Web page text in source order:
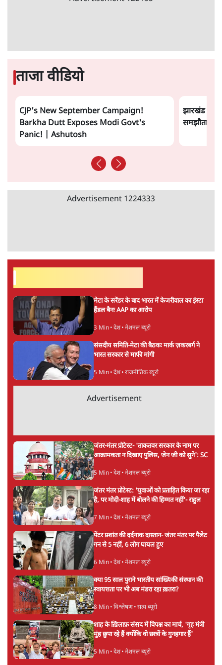
ताजा वीडियो
CJP's New September Campaign!
Barkha Dutt Exposes Modi Govt's
Panic! | Ashutosh
झारखंड
समझौता होने
Advertisement 1224333
मेटा के सरेंडर के बाद भारत में केजरीवाल का इंस्टा
हैंडल बैनः AAP का आरोप
3 Min• देश• नेशनल ब्यूरो
संसदीय समिति-मेटा की बैठकः मार्क ज़करबर्ग ने
भारत सरकार से माफी मांगी
5 Min• देश• राजनीतिक ब्यूरो
Advertisement
जंतर-मंतर प्रोटेस्ट- 'ताकतवर सरकार के नाम पर
आक्रामकता न दिखाए पुलिस, जेन जी को सुने': SC
5 Min• देश• नेशनल ब्यूरो
जंतर मंतर प्रोटेस्ट: 'युवाओं को प्रताड़ित किया जा रहा
है, पर मोदी-शाह में बोलने की हिम्मत नहीं'- राहुल
7 Min• देश• नेशनल ब्यूरो
पेंटर प्रशांत की दर्दनाक दास्तान- जंतर मंतर पर पैलेट
गन से 5 नहीं, 6 लोग घायल हुए
6 Min• देश• नेशनल ब्यूरो
क्या 95 साल पुराने भारतीय सांख्यिकी संस्थान की
स्वायत्तता पर भी अब मंडरा रहा ख़तरा?
8 Min• विश्लेषण• सत्य ब्यूरो
शाह के ख़िलाफ़ संसद में विपक्ष का मार्च, 'गृह मंत्री
मुंह छुपा रहे हैं क्योंकि वो छात्रों के गुनहगार हैं'
5 Min• देश• नेशनल ब्यूरो